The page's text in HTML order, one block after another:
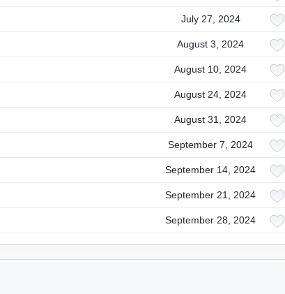
July 27, 2024
August 3, 2024
August 10, 2024
August 24, 2024
August 31, 2024
September 7, 2024
September 14, 2024
September 21, 2024
September 28, 2024